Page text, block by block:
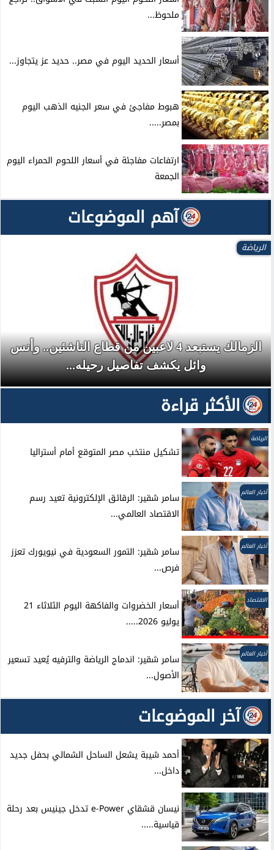
ملحوظ...
أسعار الحديد اليوم في مصر.. حديد عز يتجاوز...
هبوط مفاجئ في سعر الجنيه الذهب اليوم
بمصر.....
ارتفاعات مفاجئة في أسعار اللحوم الحمراء اليوم
الجمعة
آهم الموضوعات
الرياضة
الزمالك يستبعد 4 لاعبين من قطاع الناشئين.. وأنس
وائل يكشف تفاصيل رحيله...
الأكثر قراءة
الرياضة
تشكيل منتخب مصر المتوقع أمام أستراليا
أخبار العالم
سامر شقير: الرقائق الإلكترونية تعيد رسم
الاقتصاد العالمي...
أخبار العالم
سامر شقير: التمور السعودية في نيويورك تعزز
فرص...
الاقتصاد
أسعار الخضروات والفاكهة اليوم الثلاثاء 21
يوليو 2026.....
أخبار العالم
سامر شقير: اندماج الرياضة والترفيه يُعيد تسعير
الأصول...
آخر الموضوعات
أحمد شيبة يشعل الساحل الشمالي بحفل جديد
داخل...
نيسان قشقاي e-Power تدخل جينيس بعد رحلة
قياسية.....